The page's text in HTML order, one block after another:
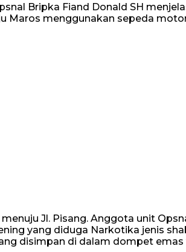
Bripka Fiand Donald SH
Maros menggunakan sepeda
Jl. Pisang. Anggota unit
yang diduga Narkotika jenis
disimpan di dalam dompet